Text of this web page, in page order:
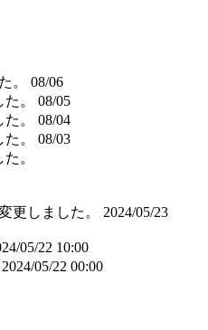
。
08/06
。
08/05
。
08/04
。
08/03
。
更しました。
2024/05/23
05/22 10:00
2024/05/22 00:00